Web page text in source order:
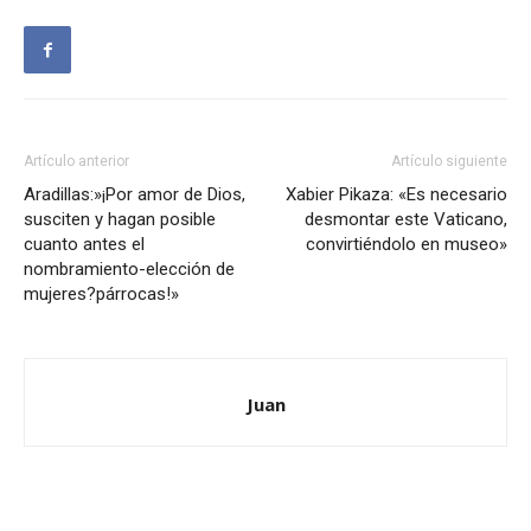
Artículo anterior
Aradillas:»¡Por amor de Dios,
susciten y hagan posible
cuanto antes el
nombramiento-elección de
mujeres?párrocas!»
Artículo siguiente
Xabier Pikaza: «Es necesario
desmontar este Vaticano,
convirtiéndolo en museo»
Juan